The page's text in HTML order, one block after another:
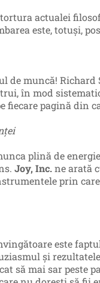
actualei
este, totuşi,
de muncă!
în mod
fiecare pagină din
plină de
Joy, Inc.ne arată
prin
este
şi
să mai sar peste